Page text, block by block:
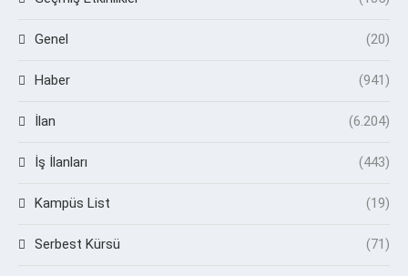
Genel (20)
Haber (941)
İlan (6.204)
İş İlanları (443)
Kampüs List (19)
Serbest Kürsü (71)